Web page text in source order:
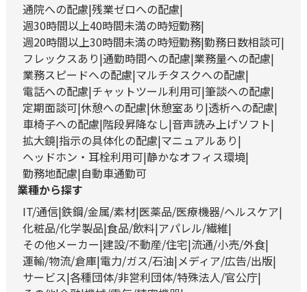
通院への配慮 残業ゼロへの配慮
週30時間以上40時間未満の時短勤務
週20時間以上30時間未満の時短勤務 勤務日数相談可
フレックスあり 通勤時間への配慮 業務量への配慮
業務スピードへの配慮 マルチタスクへの配慮
電話への配慮 チャットツール利用可 筆談への配慮
定期面談可 休憩への配慮 休憩室あり 透析への配慮
車椅子への配慮 階段昇降なし 音声読み上げソフト
拡大鏡 指示の具体化の配慮 マニュアルあり
ヘッドホン・耳栓利用可 静かなオフィス環境
勤務地配慮 自動車通勤可
業種から探す
IT/通信 鉄鋼/金属/素材 医薬品/医療機器/ヘルスケア
化粧品/化学製品 食品/飲料 アパレル/繊維
その他メーカー 建設/不動産/住宅 流通/小売/外食
運輸/物流/倉庫 電力/ガス/石油 メディア/広告/出版
サービス 各種団体/非営利団体/特殊法人/官公庁